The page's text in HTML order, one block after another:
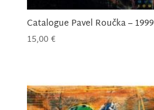
Catalogue Pavel Roučka – 1999
15,00€